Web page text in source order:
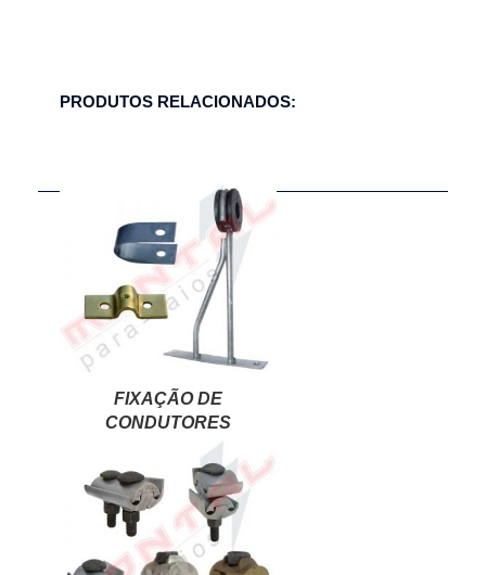
PRODUTOS RELACIONADOS:
FIXAÇÃO DE
CONDUTORES